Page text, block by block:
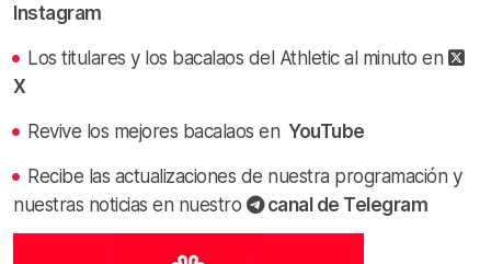
Instagram
Los titulares y los bacalaos del Athletic al minuto en
X
Revive los mejores bacalaos en YouTube
Recibe las actualizaciones de nuestra programación y
nuestras noticias en nuestro
canal de Telegram